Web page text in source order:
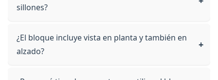
sillones?
¿El bloque incluye vista en planta y también en
alzado?